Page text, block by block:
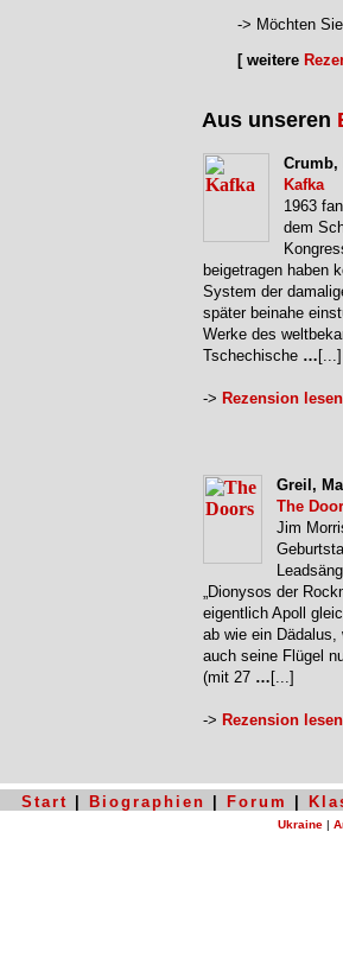
-> Möchten
[ weitere
Aus unseren
Crumb,
Kafka
1963
dem
beigetragen haben
System der
später beinahe
Werke des
Tschechische … [...]
-> Rezension lesen
Greil,
The
Jim
„Dionysos der
eigentlich Apoll
ab wie ein
auch seine Flügel
(mit 27 … [...]
-> Rezension lesen
Start Biographien Forum
Ukraine |